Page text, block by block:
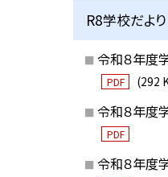
R8学校だより
令和８年度
PDF (292
令和８年度
PDF
令和８年度